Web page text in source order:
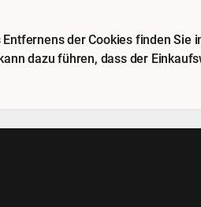
der Cookies finden
dazu führen, dass der